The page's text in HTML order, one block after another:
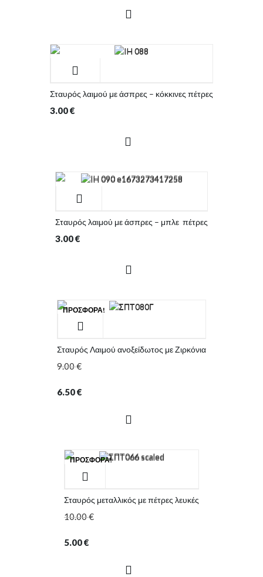
Σταυρός λαιμού με άσπρες – κόκκινες πέτρες
3.00€
Σταυρός λαιμού με άσπρες – μπλε πέτρες
3.00€
ΠΡΟΣΦΟΡΆ!
Σταυρός Λαιμού ανοξείδωτος με Ζιρκόνια
9.00€
6.50€
ΠΡΟΣΦΟΡΆ!
Σταυρός μεταλλικός με πέτρες λευκές
10.00€
5.00€